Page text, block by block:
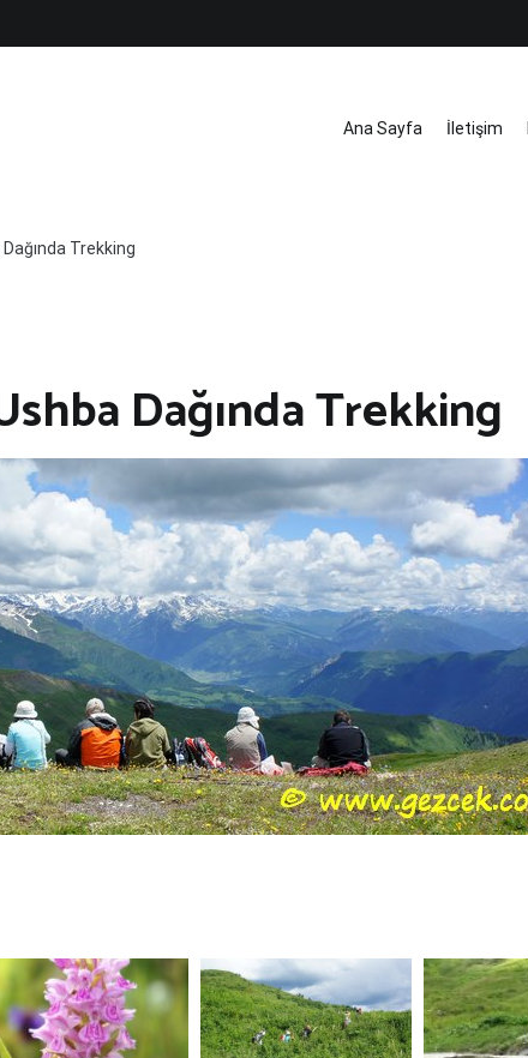
Ana Sayfa İletişim
Trekking
Dağında Trekking